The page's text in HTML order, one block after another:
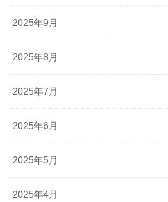
2025年9月
2025年8月
2025年7月
2025年6月
2025年5月
2025年4月